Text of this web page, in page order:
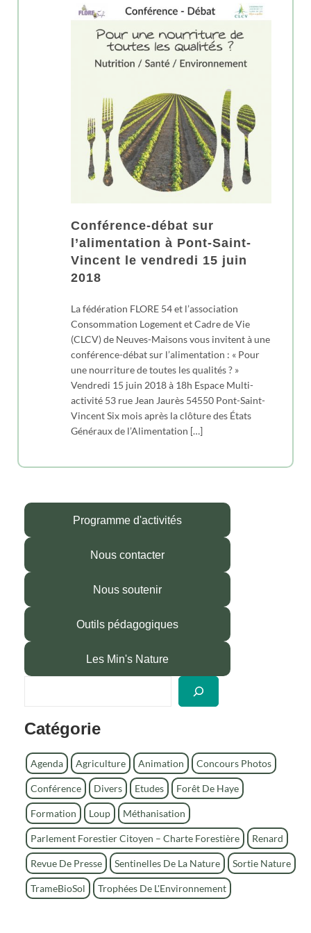
Conférence-débat sur
l’alimentation à Pont-Saint-
Vincent le vendredi 15 juin
2018
La fédération FLORE 54 et l’association
Consommation Logement et Cadre de Vie
(CLCV) de Neuves-Maisons vous invitent à une
conférence-débat sur l’alimentation : « Pour
une nourriture de toutes les qualités ? »
Vendredi 15 juin 2018 à 18h Espace Multi-
activité 53 rue Jean Jaurès 54550 Pont-Saint-
Vincent Six mois après la clôture des États
Généraux de l’Alimentation […]
Programme d'activités
Nous contacter
Nous soutenir
Outils pédagogiques
Les Min's Nature
h
r
c
e
r
Catégorie
Agenda Agriculture Animation Concours Photos
Conférence Divers Etudes Forêt De Haye
Formation Loup Méthanisation
Parlement Forestier Citoyen – Charte Forestière Renard
Revue De Presse Sentinelles De La Nature Sortie Nature
TrameBioSol Trophées De L'Environnement